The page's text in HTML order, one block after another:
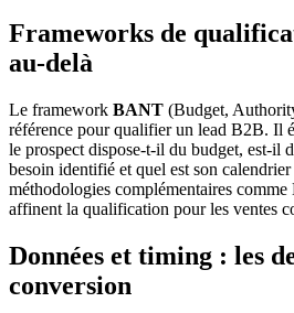
Frameworks de
au-delà
Le framework BANT (Budget,
référence pour qualifier un lead B2B. Il
le prospect dispose-t-il du budget, est-il
besoin identifié et quel est son
méthodologies complémentaires
affinent la qualification pour les ventes
Données et timing : les
conversion